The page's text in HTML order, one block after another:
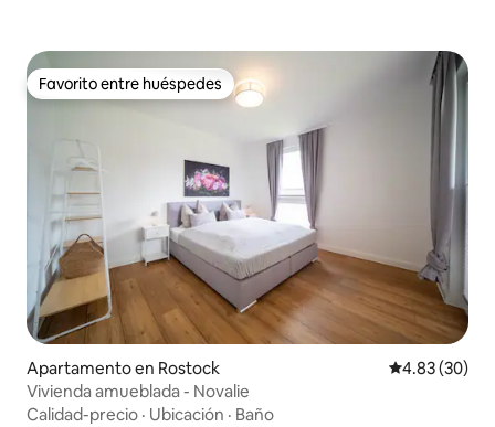
Favorito entre huéspedes
Favorito entre huéspedes
Apartamento en Rostock Calificación
4.83 (30)
Vivienda amueblada - Novalie
Calidad-precio · Ubicación · Baño